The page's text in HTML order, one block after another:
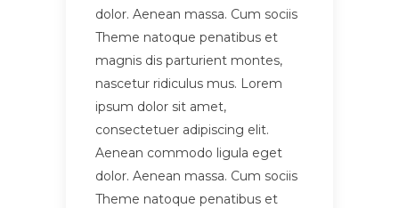
dolor. Aenean massa. Cum sociis
Theme natoque penatibus et
magnis dis parturient montes,
nascetur ridiculus mus. Lorem
ipsum dolor sit amet,
consectetuer adipiscing elit.
Aenean commodo ligula eget
dolor. Aenean massa. Cum sociis
Theme natoque penatibus et